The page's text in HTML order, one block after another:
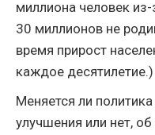
миллиона человек
30 миллионов не
время прирост
каждое десятилетие.)
Меняется ли
улучшения или нет,